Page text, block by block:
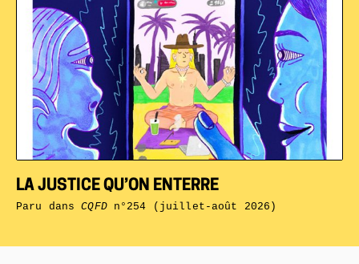
LA JUSTICE QU’ON ENTERRE
Paru dansCQFDn°254 (juillet-août 2026)